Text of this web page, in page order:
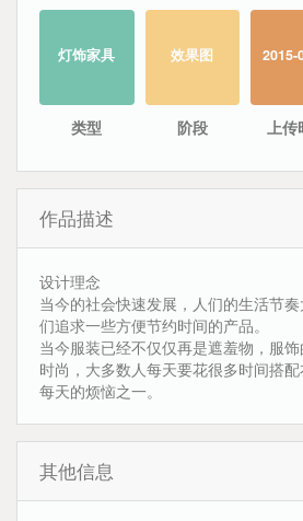
灯饰家具
类型
效果图
阶段
2015-
上
作品描述
设计理念
当今的社会快速发展，人们的生活节
们追求一些方便节约时间的产品。
当今服装已经不仅仅再是遮羞物，服
时尚，大多数人每天要花很多时间搭
每天的烦恼之一。
其他信息